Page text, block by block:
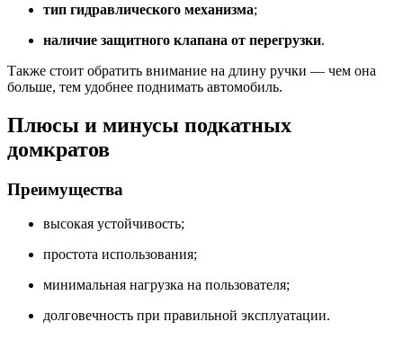
тип гидравлического механизма;
наличие защитного клапана от перегрузки.
Также стоит обратить внимание на длину ручки — чем она
больше, тем удобнее поднимать автомобиль.
Плюсы и минусы подкатных
домкратов
Преимущества
высокая устойчивость;
простота использования;
минимальная нагрузка на пользователя;
долговечность при правильной эксплуатации.